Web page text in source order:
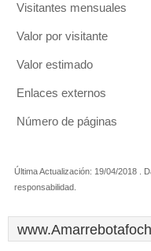
Visitantes mensuales
Valor por visitante
Valor estimado
Enlaces externos
Número de páginas
Última Actualización: 19/04/2018 .
responsabilidad.